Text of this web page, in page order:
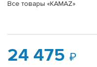
Все товары «KAMAZ»
24 475